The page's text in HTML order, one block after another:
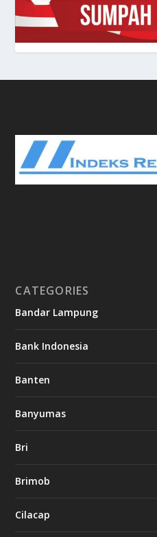
CATEGORIES
Bandar Lampung
Bank Indonesia
Banten
Banyumas
Bri
Brimob
Cilacap